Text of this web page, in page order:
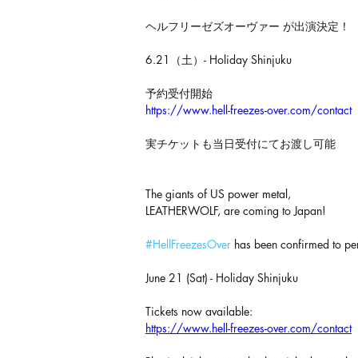
ヘルフリーゼズオーヴァー が出演決定！
6.21（土）- Holiday Shinjuku
予約受付開始
https://www.hell-freezes-over.com/contact
実チケットも当日受付にてお渡し可能
The giants of US power metal,
LEATHERWOLF, are coming to Japan!
#HellFreezesOver has been confirmed to
June 21 (Sat) - Holiday Shinjuku
Tickets now available:
https://www.hell-freezes-over.com/contact